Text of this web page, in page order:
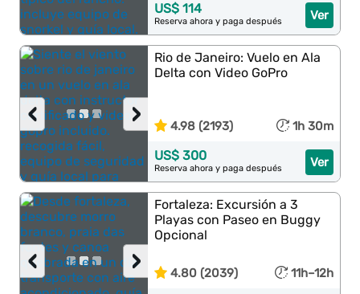
Ver
US$ 114
Reserva ahora y paga después
›
‹
Rio de Janeiro: Vuelo en Ala
Delta con Video GoPro
4.98 (2193) 1h 30m
Ver
US$ 300
Reserva ahora y paga después
›
‹
Fortaleza: Excursión a 3
Playas con Paseo en Buggy
Opcional
4.80 (2039) 11h–12h